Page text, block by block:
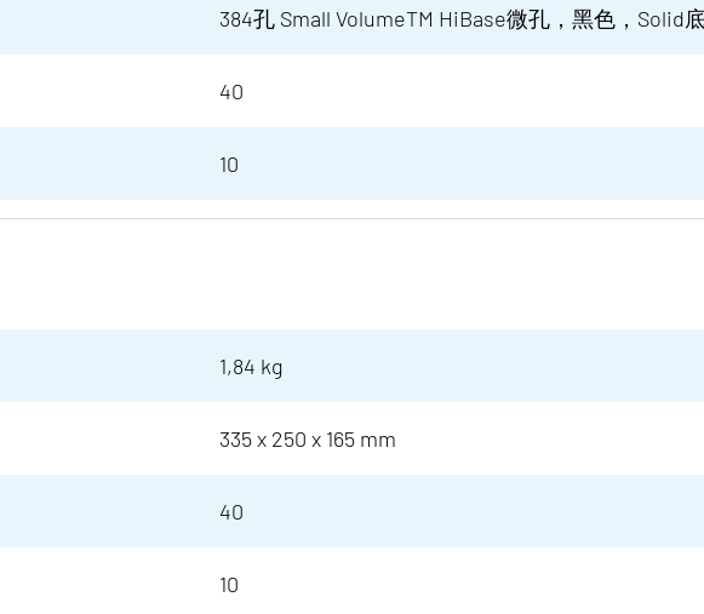
384孔 Small VolumeTM HiBase微孔，黑色，Solid
40
10
1,84 kg
335 x 250 x 165 mm
40
10